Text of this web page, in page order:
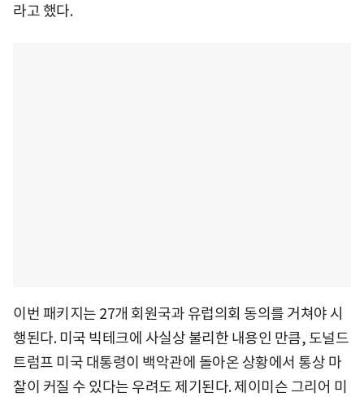
라고 했다.
이번 패키지는 27개 회원국과 유럽의회 동의를 거쳐야 시
행된다. 미국 빅테크에 사실상 불리한 내용인 만큼, 도널드
트럼프 미국 대통령이 백악관에 돌아온 상황에서 통상 마
찰이 커질 수 있다는 우려도 제기된다. 제이미슨 그리어 미